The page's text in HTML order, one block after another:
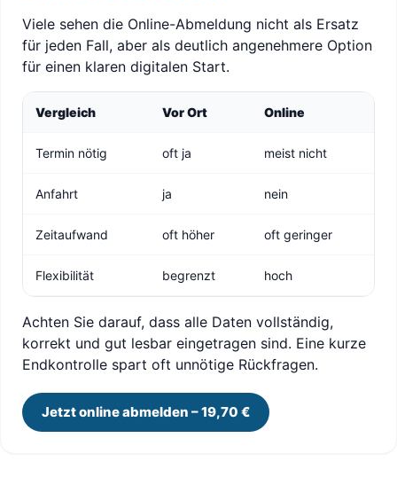
Viele sehen die Online-Abmeldung nicht als Ersatz
für jeden Fall, aber als deutlich angenehmere Option
für einen klaren digitalen Start.
Vergleich Vor Ort Online
Termin nötig oft ja meist nicht
Anfahrt ja nein
Zeitaufwand oft höher oft geringer
Flexibilität begrenzt hoch
Achten Sie darauf, dass alle Daten vollständig,
korrekt und gut lesbar eingetragen sind. Eine kurze
Endkontrolle spart oft unnötige Rückfragen.
Jetzt online abmelden – 19,70 €